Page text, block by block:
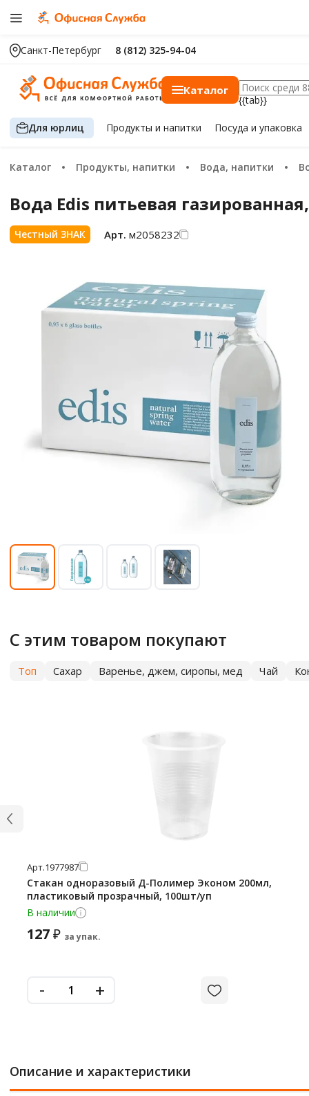
Санкт-Петербург 8 (812) 325-94-04
Каталог
{{tab}}
Для юрлиц Продуктыи напитки Посуда и упаковка
Каталог Продукты, напитки Вода, напитки
Вода Edis питьевая
Честный ЗНАК Арт. м2058232
С этим товаром покупают
Топ Сахар Варенье, джем, сиропы, мед Чай
Арт.1977987
Стакан одноразовый Д-Полимер Эконом 200мл,
пластиковый прозрачный, 100шт/уп
В наличии
127₽ за упак.
- +
Описание и характеристики